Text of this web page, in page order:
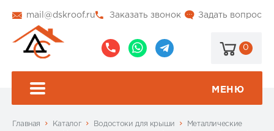
mail@dskroof.ru Задать вопрос
Заказать звонок
0
МЕНЮ
Главная Каталог Водостоки для крыши
Металлические